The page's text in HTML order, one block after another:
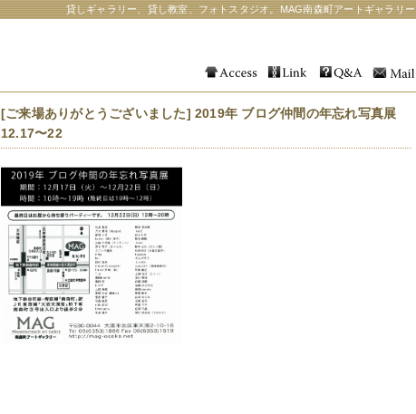
貸しギャラリー、貸し教室、フォトスタジオ。MAG南森町アートギャラリー
[ご来場ありがとうございました] 2019年 ブログ仲間の年忘れ写真展
12.17〜22